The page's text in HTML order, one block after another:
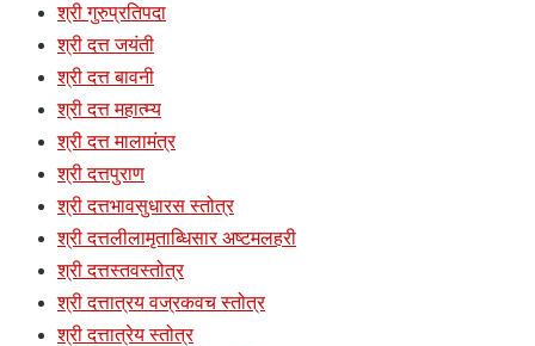
श्री गुरुप्रतिपदा
श्री दत्त जयंती
श्री दत्त बावनी
श्री दत्त महात्म्य
श्री दत्त मालामंत्र
श्री दत्तपुराण
श्री दत्तभावसुधारस स्तोत्र
श्री दत्तलीलामृताब्धिसार अष्टमलहरी
श्री दत्तस्तवस्तोत्र
श्री दत्तात्रय वज्रकवच स्तोत्र
श्री दत्तात्रेय स्तोत्र